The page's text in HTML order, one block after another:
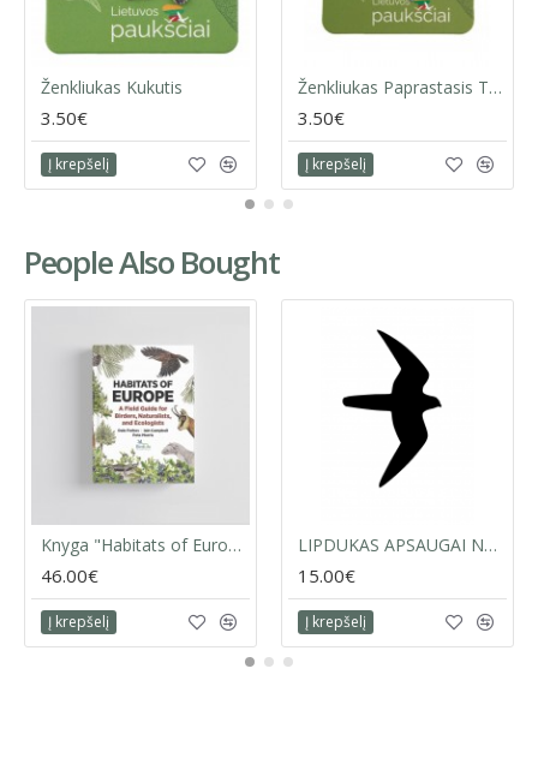
Ženkliukas Kukutis
3.50€
Į krepšelį
Ženkliukas Paprastasis Tulžys
3.50€
Į krepšelį
People Also Bought
Knyga "Habitats of Europe: A Field Guide for Birders, Naturalists, and Ecologists"
46.00€
Į krepšelį
LIPDUKAS APSAUGAI NUO PAUKŠČIŲ ATSITRENKIMO Į LANGUS - JUODI (10 VNT.)
15.00€
Į krepšelį